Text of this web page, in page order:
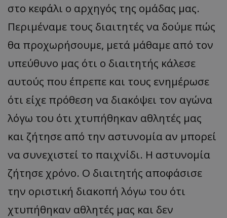
στο κεφάλι ο αρχηγός της ομάδας μας.
Περιμέναμε τους διαιτητές να δούμε πώς
θα προχωρήσουμε, μετά μάθαμε από τον
υπεύθυνο μας ότι ο διαιτητής κάλεσε
αυτούς που έπρεπε και τους ενημέρωσε
ότι είχε πρόθεση να διακόψει τον αγώνα
λόγω του ότι χτυπήθηκαν αθλητές μας
και ζήτησε από την αστυνομία αν μπορεί
να συνεχιστεί το παιχνίδι. Η αστυνομία
ζήτησε χρόνο. Ο διαιτητής αποφάσισε
την οριστική διακοπή λόγω του ότι
χτυπήθηκαν αθλητές μας και δεν